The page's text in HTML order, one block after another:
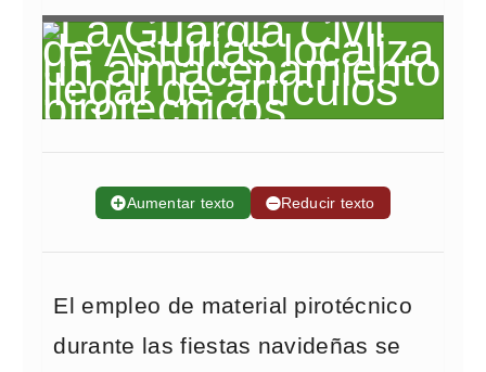
➕Aumentar texto ➖Reducir texto
El empleo de material pirotécnico
durante las fiestas navideñas se